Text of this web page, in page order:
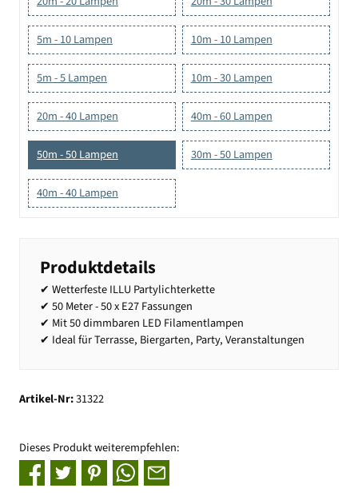
5m - 10 Lampen 10m - 10 Lampen
5m - 5 Lampen 10m - 30 Lampen
20m - 40 Lampen 40m - 60 Lampen
50m - 50 Lampen 30m - 50 Lampen
40m - 40 Lampen
Produktdetails
✔ Wetterfeste ILLU Partylichterkette
✔ 50 Meter - 50 x E27 Fassungen
✔ Mit 50 dimmbaren LED Filamentlampen
✔ Ideal für Terrasse, Biergarten, Party, Veranstaltungen
Artikel-Nr:31322
Dieses Produkt weiterempfehlen: